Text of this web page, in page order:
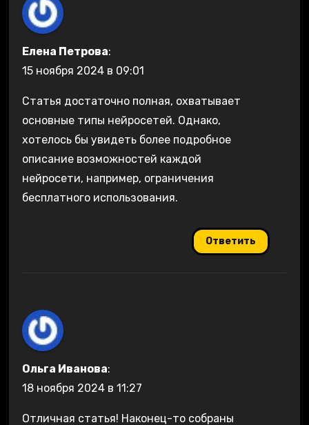
Елена Петрова:
15 ноября 2024 в 09:01
Статья достаточно полная, охватывает
основные типы нейросетей. Однако,
хотелось бы увидеть более подробное
описание возможностей каждой
нейросети, например, ограничения
бесплатного использования.
Ответить
Ольга Иванова:
18 ноября 2024 в 11:27
Отличная статья! Наконец-то собраны